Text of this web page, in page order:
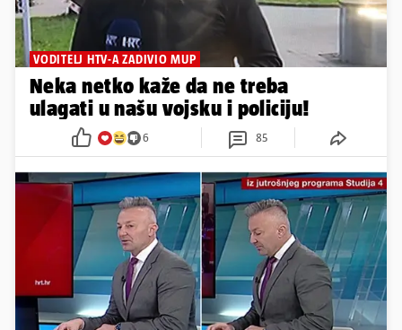
VODITELJ HTV-A ZADIVIO MUP
Neka netko kaže da ne treba
ulagati u našu vojsku i policiju!
6 85